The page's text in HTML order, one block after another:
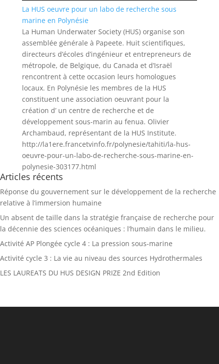
La HUS oeuvre pour un labo de recherche sous
marine en Polynésie
La Human Underwater Society (HUS) organise son
assemblée générale à Papeete. Huit scientifiques,
directeurs d’écoles d’ingénieur et entrepreneurs de
métropole, de Belgique, du Canada et d’Israël
rencontrent à cette occasion leurs homologues
locaux. En Polynésie les membres de la HUS
constituent une association oeuvrant pour la
création d’ un centre de recherche et de
développement sous-marin au fenua. Olivier
Archambaud, représentant de la HUS Institute.
http://la1ere.francetvinfo.fr/polynesie/tahiti/la-hus-
oeuvre-pour-un-labo-de-recherche-sous-marine-en-
polynesie-303177.html
Articles récents
Réponse du gouvernement sur le développement de la recherche
relative à l’immersion humaine
Un absent de taille dans la stratégie française de recherche pour
la décennie des sciences océaniques : l’humain dans le milieu.
Activité AP Plongée cycle 4 : La pression sous-marine
Activité cycle 3 : La vie au niveau des sources Hydrothermales
LES LAUREATS DU HUS DESIGN PRIZE 2nd Edition